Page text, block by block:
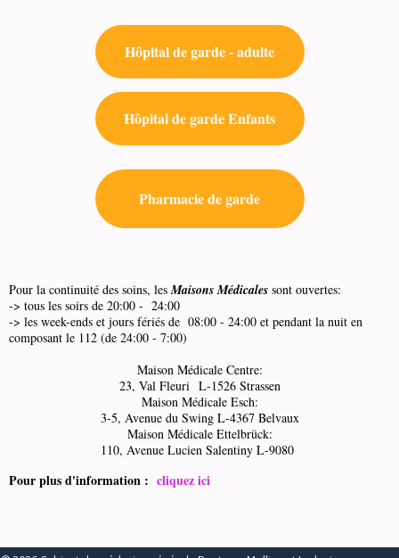
Hôpital de garde - adulte
Hôpital de garde Enfants
Pharmacie de garde
Pour la continuité des soins, lesMaisons Médicales sont ouvertes:
-> tous les soirs de 20:00 - 24:00
-> les week-ends et jours fériés de 08:00 - 24:00 et pendant la nuit en
composant le 112 (de 24:00 - 7:00)
Maison Médicale Centre:
23, Val Fleuri L-1526 Strassen
Maison Médicale Esch:
3-5, Avenue du Swing L-4367 Belvaux
Maison Médicale Ettelbrück:
110, Avenue Lucien Salentiny L-9080
Pour plus d'information : cliquez ici